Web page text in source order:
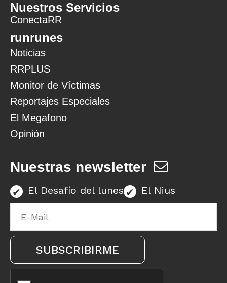
Nuestros Servicios
ConectaRR
runrunes
Noticias
RRPLUS
Monitor de Víctimas
Reportajes Especiales
El Megafono
Opinión
Nuestras newsletter
El Desafío del lunes El Nius